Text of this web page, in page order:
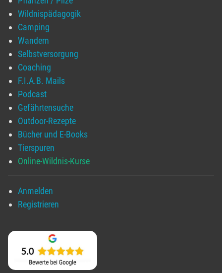
Wildnispädagogik
Camping
Wandern
Selbstversorgung
Coaching
F.I.A.B. Mails
Podcast
Gefährtensuche
Outdoor-Rezepte
Bücher und E-Books
Tierspuren
Online-Wildnis-Kurse
Anmelden
Registrieren